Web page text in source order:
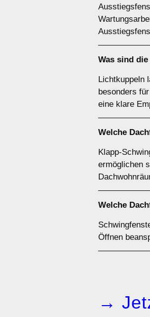
Was sind
Lichtkuppeln
besonders
eine klare
Welche
Klapp-
ermöglichen
Welche
Öffnen
→